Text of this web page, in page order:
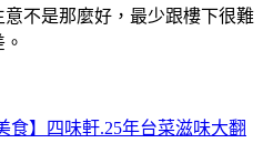
不是那麼好，最少跟樓下很難
食】四味軒.25年台菜滋味大翻